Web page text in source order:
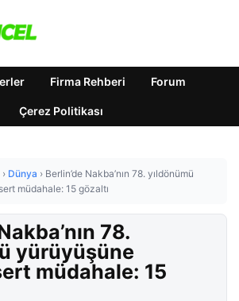
Firma Rehberi Forum
Çerez Politikası
› Dünya › Berlin’de Nakba’nın 78. yıldönümü
müdahale: 15 gözaltı
78.
yürüyüşüne
müdahale: 15